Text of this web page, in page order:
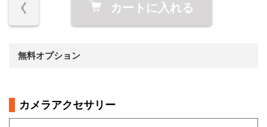
カートに入れる
無料オプション
カメラアクセサリー